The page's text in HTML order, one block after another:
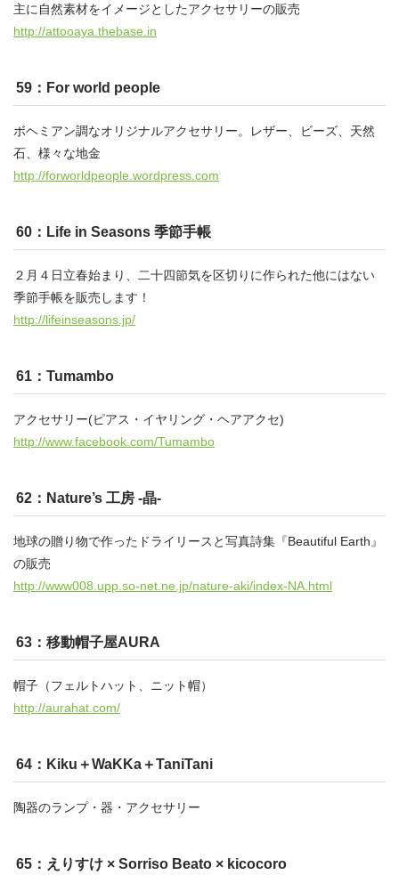
主に自然素材をイメージとしたアクセサリーの販売
http://attooaya.thebase.in
59：For world people
ボヘミアン調なオリジナルアクセサリー。レザー、ビーズ、天然
石、様々な地金
http://forworldpeople.wordpress.com
60：Life in Seasons 季節手帳
２月４日立春始まり、二十四節気を区切りに作られた他にはない
季節手帳を販売します！
http://lifeinseasons.jp/
61：Tumambo
アクセサリー(ピアス・イヤリング・ヘアアクセ)
http://www.facebook.com/Tumambo
62：Nature’s 工房 -晶-
地球の贈り物で作ったドライリースと写真詩集『Beautiful Earth』
の販売
http://www008.upp.so-net.ne.jp/nature-aki/index-NA.html
63：移動帽子屋AURA
帽子（フェルトハット、ニット帽）
http://aurahat.com/
64：Kiku＋WaKKa＋TaniTani
陶器のランプ・器・アクセサリー
65：えりすけ × Sorriso Beato × kicocoro